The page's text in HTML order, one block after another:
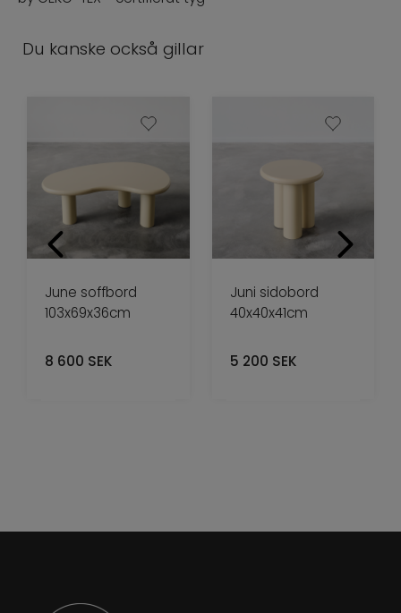
Du kanske också gillar
June soffbord
103x69x36cm
8 600 SEK
Juni sidobord
40x40x41cm
5 200 SEK